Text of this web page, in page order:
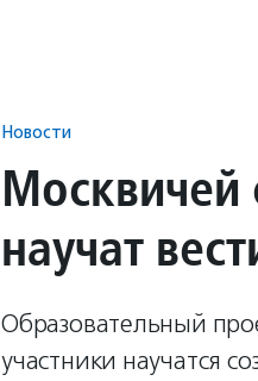
Новости
Москвичей
научат
Образовательный
участники научатся